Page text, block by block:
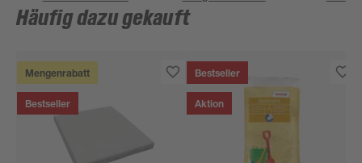
Häufig dazu gekauft
Mengenrabatt
Bestseller
Bestseller
Aktion